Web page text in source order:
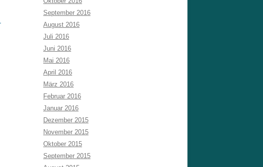
September 2016
August 2016
Juli 2016
Juni 2016
Mai 2016
April 2016
März 2016
Februar 2016
Januar 2016
Dezember 2015
November 2015
Oktober 2015
September 2015